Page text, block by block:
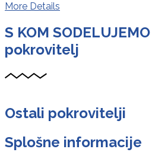
More Details
S KOM SODELUJEMO
pokrovitelj
Ostali pokrovitelji
Splošne informacije